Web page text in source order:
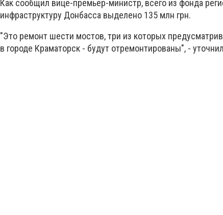
Как сообщил вице-премьер-министр, всего из фонда
инфраструктуру Донбасса выделено 135 млн грн.
"Это ремонт шести мостов, три из которых
в городе Краматорск - будут отремонтированы", -